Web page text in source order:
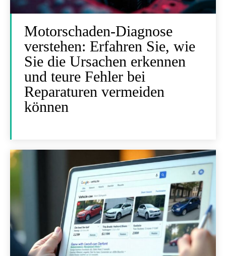
Motorschaden-Diagnose
verstehen: Erfahren Sie, wie
Sie die Ursachen erkennen
und teure Fehler bei
Reparaturen vermeiden
können